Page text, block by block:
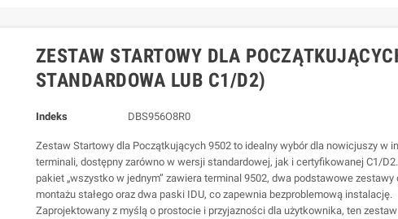
ZESTAW STARTOWY DLA
STANDARDOWA LUB C1/D2)
Indeks DBS956O8R0
Zestaw Startowy dla Początkujących 9502 to idealny wybór dla nowicjuszy w
terminali, dostępny zarówno w wersji standardowej, jak i certyfikowanej C1/
pakiet „wszystko w jednym” zawiera terminal 9502, dwa podstawowe zestawy
montażu stałego oraz dwa paski IDU, co zapewnia bezproblemową instalację.
Zaprojektowany z myślą o prostocie i przyjazności dla użytkownika, ten zestaw